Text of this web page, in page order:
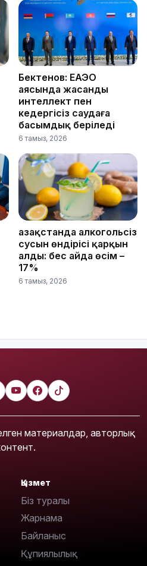
Бектенов: ЕАЭО
аясында жасанды
интеллект пен
кедергісіз саудаға
басымдық беріледі
6 тамыз, 2026
Қазақстанда алкогольсіз
сусын өндірісі қарқын
алды: бес айда өсім –
17%
6 тамыз, 2026
материалдар, авторлық
Қызмет
Біз туралы
Жарнама
Байланыс
Құпиялылық